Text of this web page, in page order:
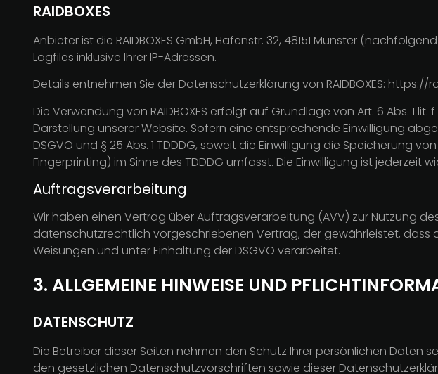
RAIDBOXES
Anbieter ist die RAIDBOXES GmbH, Hafenstr. 32, 48151 Münster
Logfiles inklusive Ihrer IP-Adressen.
Details entnehmen Sie der Datenschutzerklärung von RAIDBOXES: https://
Die Verwendung von RAIDBOXES erfolgt auf Grundlage von Art. 6 Abs. 1
Darstellung unserer Website. Sofern eine entsprechende Einwilligung
DSGVO und § 25 Abs. 1 TDDDG, soweit die Einwilligung die Speicherung
Fingerprinting) im Sinne des TDDDG umfasst. Die Einwilligung ist jederzeit
Auftragsverarbeitung
Wir haben einen Vertrag über Auftragsverarbeitung (AVV) zur Nutzung
datenschutzrechtlich vorgeschriebenen Vertrag, der gewährleistet,
Weisungen und unter Einhaltung der DSGVO verarbeitet.
3. ALLGEMEINE HINWEISE UND
DATENSCHUTZ
Die Betreiber dieser Seiten nehmen den Schutz Ihrer persönlichen
den gesetzlichen Datenschutzvorschriften sowie dieser